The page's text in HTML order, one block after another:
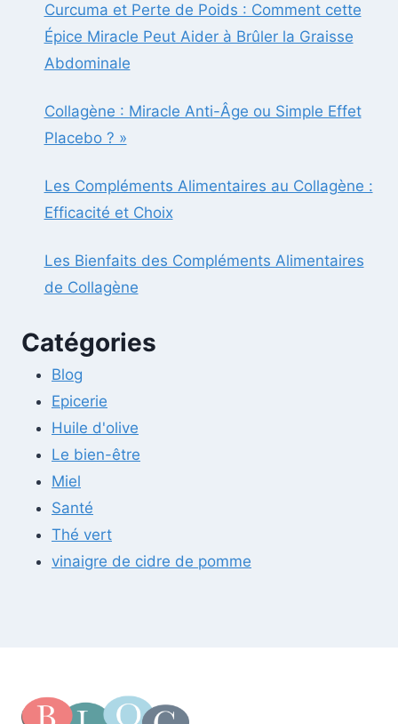
Curcuma et Perte de Poids : Comment cette
Épice Miracle Peut Aider à Brûler la Graisse
Abdominale
Collagène : Miracle Anti-Âge ou Simple Effet
Placebo ? »
Les Compléments Alimentaires au Collagène :
Efficacité et Choix
Les Bienfaits des Compléments Alimentaires
de Collagène
Catégories
Blog
Epicerie
Huile d'olive
Le bien-être
Miel
Santé
Thé vert
vinaigre de cidre de pomme